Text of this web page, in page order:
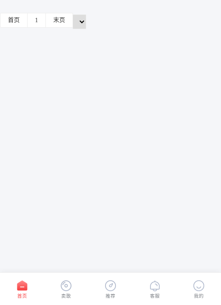
首页 1 末页
首页 卖歌 推荐 客服 我的